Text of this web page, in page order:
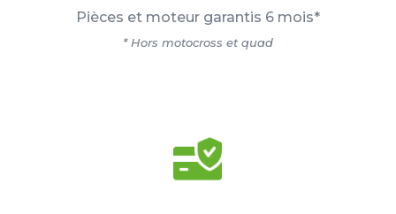
Pièces et moteur garantis 6 mois*
* Hors motocross et quad